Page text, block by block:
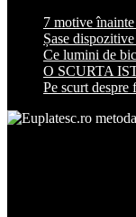
7 motive
Șase
Ce lumini de
O SCURTA
Pe scurt despre